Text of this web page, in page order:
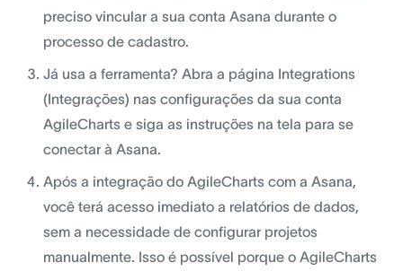
preciso vincular a sua conta Asana durante o
processo de cadastro.
Já usa a ferramenta? Abra a página Integrations
(Integrações) nas configurações da sua conta
AgileCharts e siga as instruções na tela para se
conectar à Asana.
Após a integração do AgileCharts com a Asana,
você terá acesso imediato a relatórios de dados,
sem a necessidade de configurar projetos
manualmente. Isso é possível porque o AgileCharts